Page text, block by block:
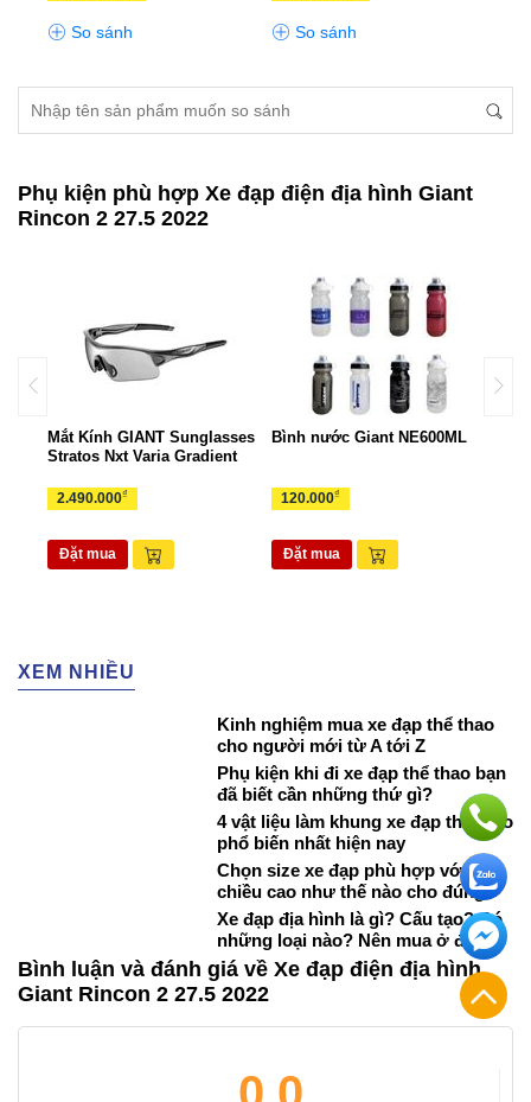
So sánh So sánh
Phụ kiện phù hợp Xe đạp điện địa hình Giant
Rincon 2 27.5 2022
Mắt Kính GIANT Sunglasses
Stratos Nxt Varia Gradient
2.490.000₫
Đặt mua
Bình nước Giant NE600ML
120.000₫
Đặt mua
XEM NHIỀU
Kinh nghiệm mua xe đạp thể thao
cho người mới từ A tới Z
Phụ kiện khi đi xe đạp thể thao bạn
đã biết cần những thứ gì?
4 vật liệu làm khung xe đạp thể thao
phổ biến nhất hiện nay
Chọn size xe đạp phù hợp với
chiều cao như thế nào cho đúng?
Xe đạp địa hình là gì? Cấu tạo? Có
những loại nào? Nên mua ở đâu?
Bình luận và đánh giá về Xe đạp điện địa hình
Giant Rincon 2 27.5 2022